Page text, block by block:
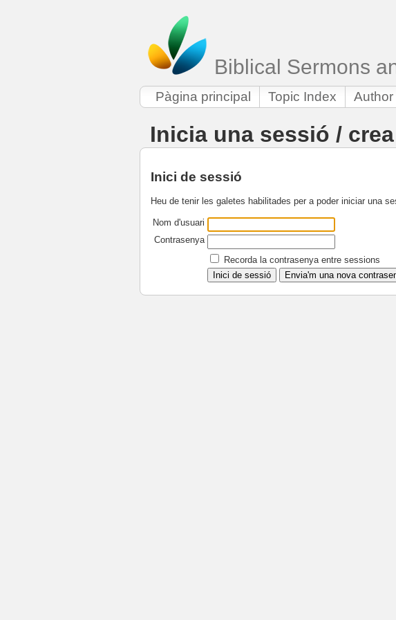
Biblical Sermons
Pàgina principal Topic Index
Inicia una sessió /
Inici de sessió
Heu de tenir les galetes habilitades per a poder iniciar una
Nom d'usuari
Contrasenya
Recorda la contrasenya entre sessions